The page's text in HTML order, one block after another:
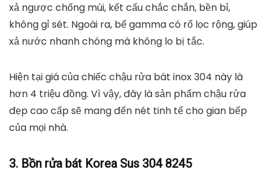
xả ngược chống mùi, kết cấu chắc chắn, bền bỉ,
không gỉ sét. Ngoài ra, bể gamma có rổ lọc rộng, giúp
xả nước nhanh chóng mà không lo bị tắc.
Hiện tại giá của chiếc chậu rửa bát inox 304 này là
hơn 4 triệu đồng. Vì vậy, đây là sản phẩm chậu rửa
đẹp cao cấp sẽ mang đến nét tinh tế cho gian bếp
của mọi nhà.
3. Bồn rửa bát Korea Sus 304 8245